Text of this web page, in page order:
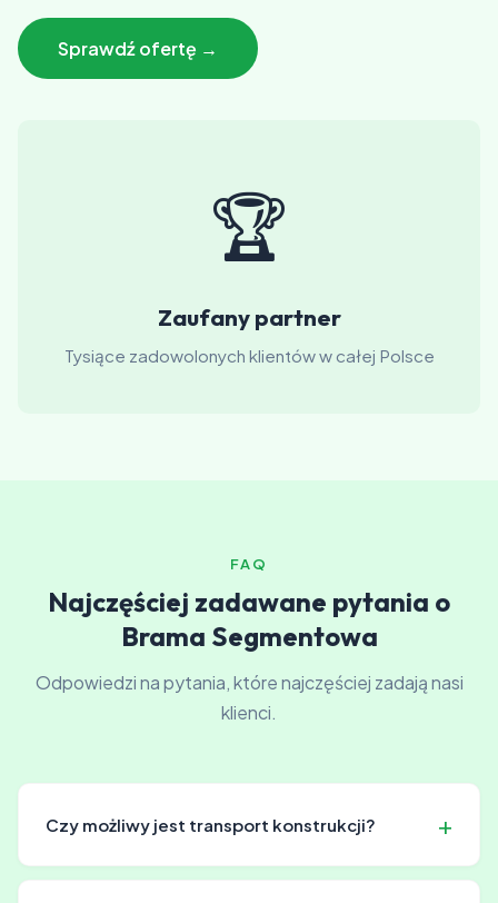
Sprawdź ofertę →
🏆
Zaufany partner
Tysiące zadowolonych klientów w całej Polsce
FAQ
Najczęściej zadawane pytania o
Brama Segmentowa
Odpowiedzi na pytania, które najczęściej zadają nasi
klienci.
Czy możliwy jest transport konstrukcji?
Tak, oferujemy transport konstrukcji stalowych na